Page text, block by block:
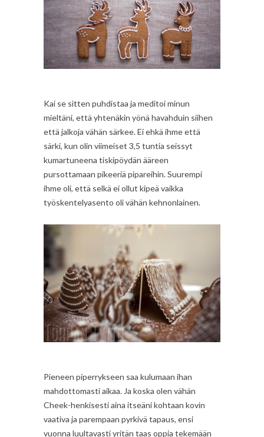
Kai se sitten puhdistaa ja meditoi minun
mieltäni, että yhtenäkin yönä havahduin siihen
että jalkoja vähän särkee. Ei ehkä ihme että
särki, kun olin viimeiset 3,5 tuntia seissyt
kumartuneena tiskipöydän ääreen
pursottamaan pikeeriä pipareihin. Suurempi
ihme oli, että selkä ei ollut kipeä vaikka
työskentelyasento oli vähän kehnonlainen.
Pieneen piperrykseen saa kulumaan ihan
mahdottomasti aikaa. Ja koska olen vähän
Cheek-henkisesti aina itseäni kohtaan kovin
vaativa ja parempaan pyrkivä tapaus, ensi
vuonna luultavasti yritän taas oppia tekemään